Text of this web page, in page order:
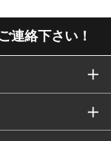
連絡下さい！